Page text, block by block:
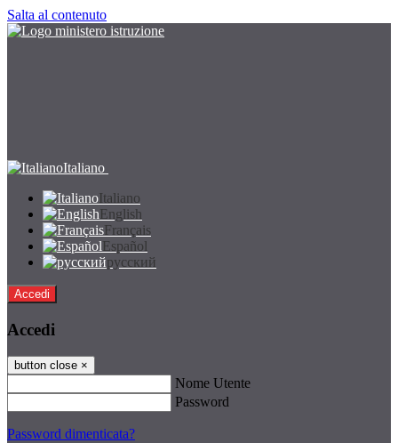
Salta al contenuto
Italiano
Italiano
English
Français
Español
русский
Accedi
Accedi
button close ×
Nome Utente
Password
Password dimenticata?